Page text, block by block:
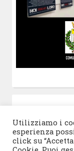
Utilizziamo i
esperienza
click su